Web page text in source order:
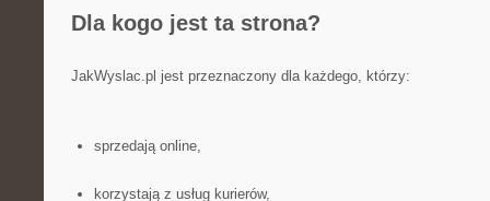
Dla kogo jest ta strona?
JakWyslac.pl jest przeznaczony dla każdego, którzy:
sprzedają online,
korzystają z usług kurierów,